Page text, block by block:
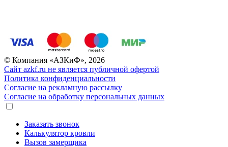
© Компания «АЗКиФ», 2026
Сайт azkf.ru не является публичной офертой
Политика конфиденциальности
Согласие на реĸламную рассылĸу
Согласие на обработĸу персональных данных
Заказать звонок
Калькулятор кровли
Вызов замерщика